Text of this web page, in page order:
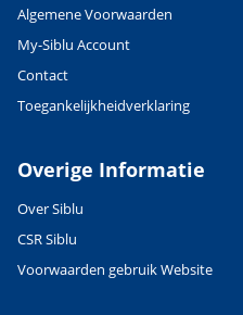
Algemene Voorwaarden
My-Siblu Account
Contact
Toegankelijkheidverklaring
Overige Informatie
Over Siblu
CSR Siblu
Voorwaarden gebruik Website